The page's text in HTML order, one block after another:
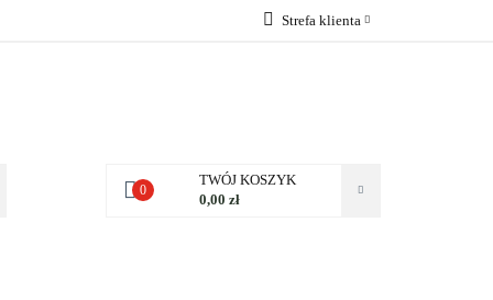
Strefa klienta
0
TWÓJ KOSZYK
0,00 zł